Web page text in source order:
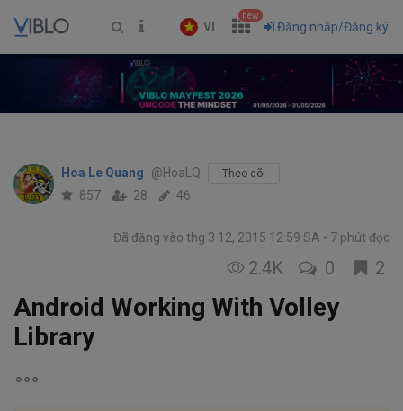
VI
new
Đăng nhập/Đăng ký
Hoa Le Quang @HoaLQ Theo dõi
857 28 46
Đã đăng vào thg 3 12, 2015 12:59 SA 7 phút đọc
2.4K 0 2
Android Working With Volley
Library